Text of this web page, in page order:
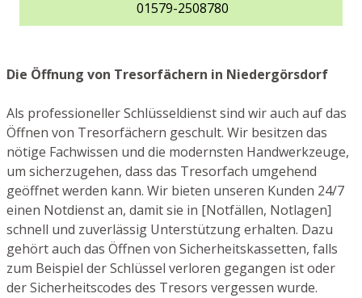
01579-2508780
Die Öffnung von Tresorfächern in Niedergörsdorf
Als professioneller Schlüsseldienst sind wir auch auf das
Öffnen von Tresorfächern geschult. Wir besitzen das
nötige Fachwissen und die modernsten Handwerkzeuge,
um sicherzugehen, dass das Tresorfach umgehend
geöffnet werden kann. Wir bieten unseren Kunden 24/7
einen Notdienst an, damit sie in [Notfällen, Notlagen]
schnell und zuverlässig Unterstützung erhalten. Dazu
gehört auch das Öffnen von Sicherheitskassetten, falls
zum Beispiel der Schlüssel verloren gegangen ist oder
der Sicherheitscodes des Tresors vergessen wurde.